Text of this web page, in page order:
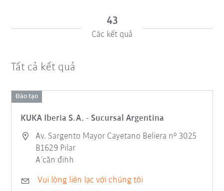
43
Các kết quả
Tất cả kết quả
Đào tạo
KUKA Iberia S.A. - Sucursal Argentina
Av. Sargento Mayor Cayetano Beliera nº 3025
B1629 Pilar
Á căn đình
Vui lòng liên lạc với chúng tôi